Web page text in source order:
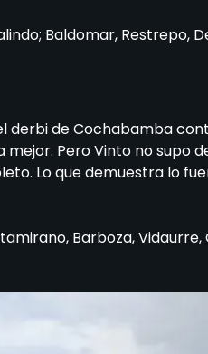
Baldomar, Restrepo,
derbi de Cochabamba
Pero Vinto no supo
Lo que demuestra lo
Barboza,